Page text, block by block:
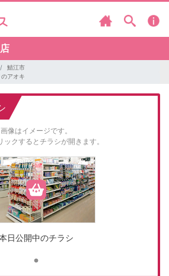
鯖江市
のアオキ
画像はイメージです。
ックするとチラシが開きます。
日公開中のチラシ